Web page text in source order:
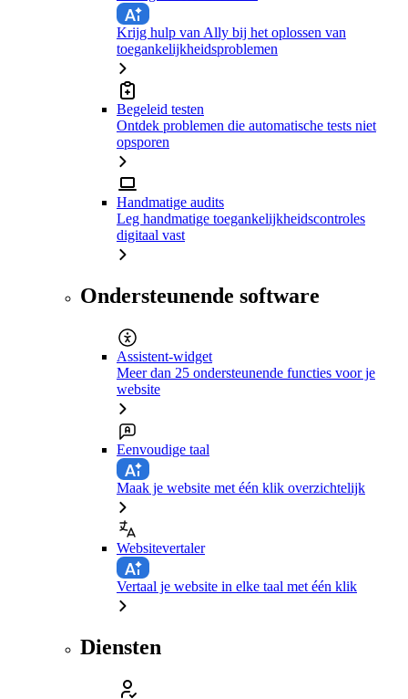
Krijg hulp van Ally bij het oplossen van
toegankelijkheidsproblemen
Begeleid testen
Ontdek problemen die automatische tests niet
opsporen
Handmatige audits
Leg handmatige toegankelijkheidscontroles
digitaal vast
Ondersteunende software
Assistent-widget
Meer dan 25 ondersteunende functies voor je
website
Eenvoudige taal
Maak je website met één klik overzichtelijk
Websitevertaler
Vertaal je website in elke taal met één klik
Diensten